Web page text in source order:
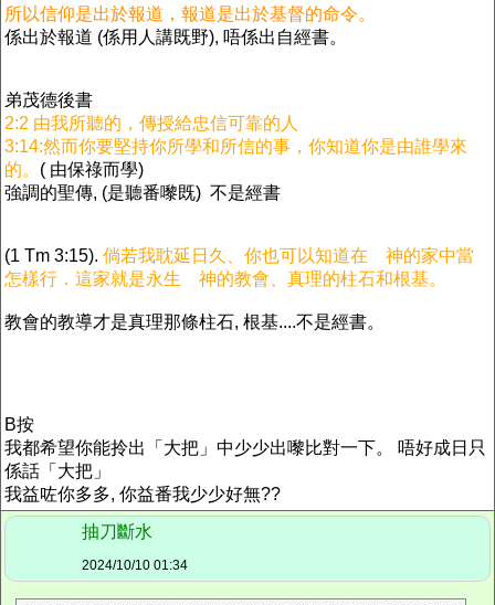
所以信仰是出於報道，報道是出於基督的命令。
係出於報道 (係用人講既野), 唔係出自經書。
弟茂德後書
2:2 由我所聽的，傳授給忠信可靠的人
3:14:然而你要堅持你所學和所信的事，你知道你是由誰學來
的。 ( 由保祿而學)
強調的聖傳, (是聽番嚟既) 不是經書
(1 Tm 3:15). 倘若我耽延日久、你也可以知道在 神的家中當
怎樣行．這家就是永生 神的教會、真理的柱石和根基。
教會的教導才是真理那條柱石, 根基....不是經書。
B按
我都希望你能拎出「大把」中少少出嚟比對一下。 唔好成日只
係話「大把」
我益咗你多多, 你益番我少少好無??
抽刀斷水
2024/10/10 01:34